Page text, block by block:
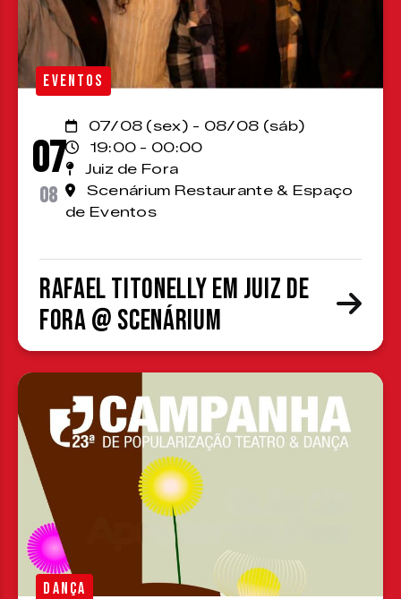
EVENTOS
07
08
07/08 (sex) - 08/08 (sáb)
19:00 - 00:00
Juiz de Fora
Scenárium Restaurante & Espaço
de Eventos
Rafael Titonelly em Juiz de
Fora @ Scenárium
DANÇA